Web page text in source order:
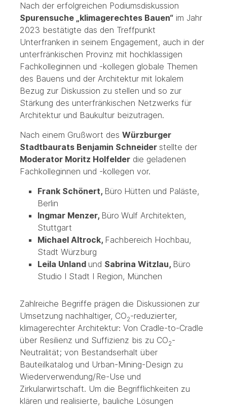
Nach der erfolgreichen Podiumsdiskussion
Spurensuche „klimagerechtes Bauen“im Jahr
2023 bestätigte das den Treffpunkt
Unterfranken in seinem Engagement, auch in der
unterfränkischen Provinz mit hochklassigen
Fachkolleginnen und -kollegen globale Themen
des Bauens und der Architektur mit lokalem
Bezug zur Diskussion zu stellen und so zur
Stärkung des unterfränkischen Netzwerks für
Architektur und Baukultur beizutragen.
Nach einem Grußwort des Würzburger
Stadtbaurats Benjamin Schneider stellte der
Moderator Moritz Holfelderdie geladenen
Fachkolleginnen und -kollegen vor.
Frank Schönert, Büro Hütten und Paläste,
Berlin
Ingmar Menzer, Büro Wulf Architekten,
Stuttgart
Michael Altrock, Fachbereich Hochbau,
Stadt Würzburg
Leila Unland und Sabrina Witzlau, Büro
Studio I Stadt I Region, München
Zahlreiche Begriffe prägen die Diskussionen zur
Umsetzung nachhaltiger, CO2-reduzierter,
klimagerechter Architektur: Von Cradle-to-Cradle
über Resilienz und Suffizienz bis zu CO2-
Neutralität; von Bestandserhalt über
Bauteilkatalog und Urban-Mining-Design zu
Wiederverwendung/Re-Use und
Zirkularwirtschaft. Um die Begrifflichkeiten zu
klären und realisierte, bauliche Lösungen